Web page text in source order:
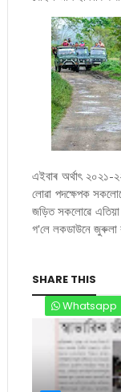
এইবাৰ অৰ্থাৎ ২০২১-
লোৱা পদক্ষেপক
জড়িত সকলোৱে
গ'লে লকডাউনে জুৰুলা
SHARE THIS
Whatsapp